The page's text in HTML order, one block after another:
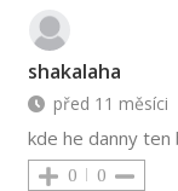
shakalaha
před 11 měsíci
kde he danny
0 0